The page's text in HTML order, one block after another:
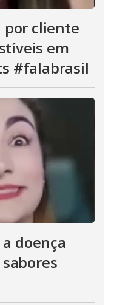
por cliente
em
#falabrasil
a doença